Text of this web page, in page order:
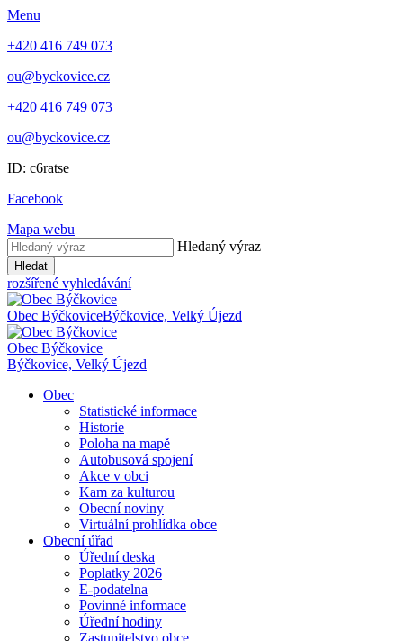
Menu
+420 416 749 073
ou@byckovice.cz
+420 416 749 073
ou@byckovice.cz
ID: c6ratse
Facebook
Mapa webu
Hledaný výraz
Hledat
rozšířené vyhledávání
Obec BýčkoviceBýčkovice, Velký Újezd
Obec Býčkovice
Býčkovice, Velký Újezd
Obec
Statistické informace
Historie
Poloha na mapě
Autobusová spojení
Akce v obci
Kam za kulturou
Obecní noviny
Virtuální prohlídka obce
Obecní úřad
Úřední deska
Poplatky 2026
E-podatelna
Povinné informace
Úřední hodiny
Zastupitelstvo obce